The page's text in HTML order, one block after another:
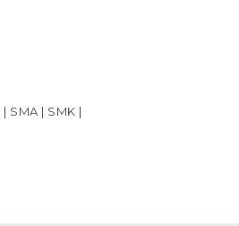
| SMA | SMK |